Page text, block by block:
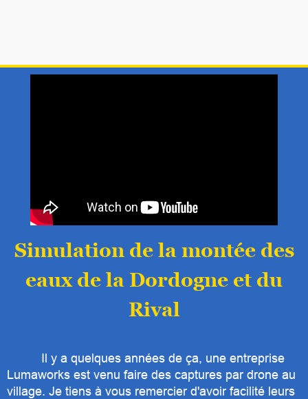
Simulation de la montée des
eaux de la Dordogne et du
Rival
Il y a quelques années de ça, une entreprise
Lumaworks est venu faire des captures par drone au
village. Je tiens à vous remercier d'avoir facilité leurs